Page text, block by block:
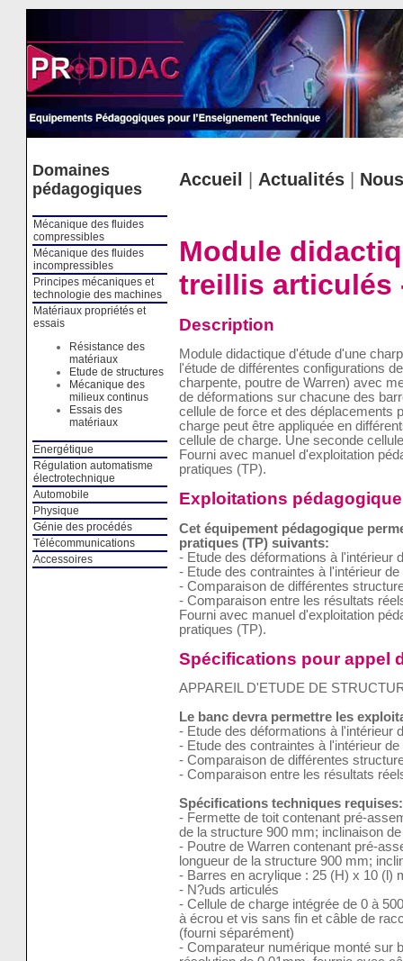
Domaines
pédagogiques
Mécanique des fluides
compressibles
Mécanique des fluides
incompressibles
Principes mécaniques et
technologie des machines
Matériaux propriétés et
essais
Résistance des
matériaux
Etude de structures
Mécanique des
milieux continus
Essais des
matériaux
Energétique
Régulation automatisme
électrotechnique
Automobile
Physique
Génie des procédés
Télécommunications
Accessoires
Accueil Actualités|
Module
treillis articulés
Description
Module didactique d'étude d'une
l'étude de différentes configurations
charpente, poutre de Warren) avec
de déformations sur chacune des
cellule de force et des déplacements
charge peut être appliquée en
cellule de charge. Une seconde
Fourni avec manuel d'exploitation
pratiques (TP).
Exploitations
Cet équipement pédagogique
pratiques (TP) suivants:
- Etude des déformations à l'intérieur
- Etude des contraintes à l'intérieur
- Comparaison de différentes
- Comparaison entre les résultats
Fourni avec manuel d'exploitation
pratiques (TP).
Spécifications pour appel
APPAREIL D'ETUDE DE
Le banc devra permettre les
- Etude des déformations à l'intérieur
- Etude des contraintes à l'intérieur
- Comparaison de différentes
- Comparaison entre les résultats
Spécifications techniques requises:
- Fermette de toit contenant pré-
de la structure 900 mm; inclinaison
- Poutre de Warren contenant pré-
longueur de la structure 900 mm;
- Barres en acrylique : 25 (H) x 10 (l)
- N?uds articulés
- Cellule de charge intégrée de 0 à
à écrou et vis sans fin et câble de
(fourni séparément)
- Comparateur numérique monté sur
Cookies management panel